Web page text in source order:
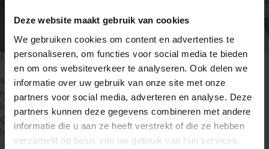
Deze website maakt gebruik van cookies
We gebruiken cookies om content en advertenties te
personaliseren, om functies voor social media te bieden
en om ons websiteverkeer te analyseren. Ook delen we
informatie over uw gebruik van onze site met onze
partners voor social media, adverteren en analyse. Deze
partners kunnen deze gegevens combineren met andere
informatie die u aan ze heeft verstrekt of die ze hebben
verzameld op basis van uw gebruik van hun services.
Meer comfort in huis
Met een goede hor voor je schuifpui haal je meer comfort in
huis. Je kunt op elk moment van de dag genieten van frisse
lucht, terwijl insecten buiten blijven. Bovendien draagt een
goed geventileerd huis bij aan een prettige en gezonde
leefomgeving.